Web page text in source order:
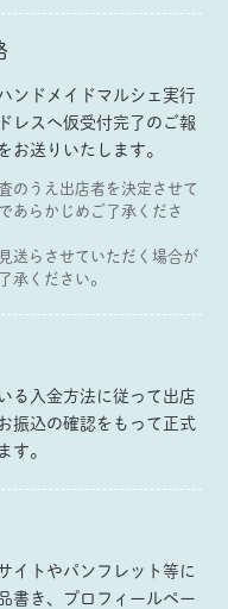
ンドメイドマルシェ実行
レスへ仮受付完了のご報
お送りいたします。
のうえ出店者を決定させて
あらかじめご了承くださ
送らさせていただく場合が
承ください。
る入金方法に従って出店
振込の確認をもって正式
す。
イトやパンフレット等に
書き、プロフィールペー